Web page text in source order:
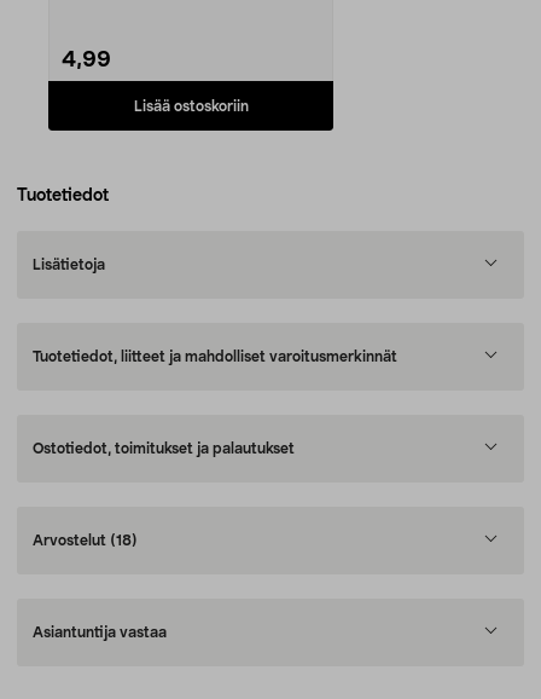
4,99
Lisää ostoskoriin
Tuotetiedot
Lisätietoja
Tuotetiedot, liitteet ja mahdolliset varoitusmerkinnät
Ostotiedot, toimitukset ja palautukset
Arvostelut (18)
Asiantuntija vastaa